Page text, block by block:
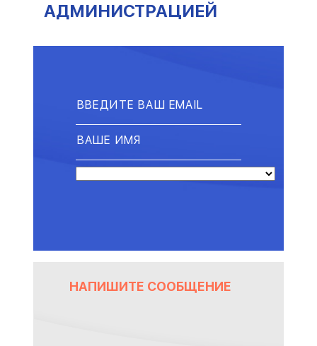
АДМИНИСТРАЦИЕЙ